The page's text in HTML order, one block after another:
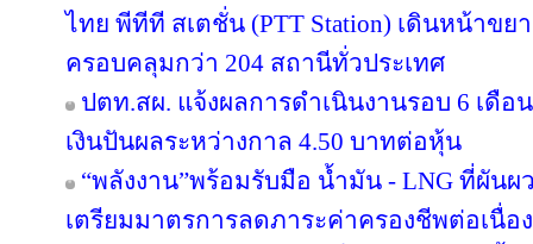
ไทย พีทีที สเตชั่น (PTT Station) เดินหน้าขยา
ครอบคลุมกว่า 204 สถานีทั่วประเทศ
ปตท.สผ. แจ้งผลการดำเนินงานรอบ 6 เดือ
เงินปันผลระหว่างกาล 4.50 บาทต่อหุ้น
“พลังงาน”พร้อมรับมือ น้ำมัน - LNG ที่ผันผ
เตรียมมาตรการลดภาระค่าครองชีพต่อเนื่อง